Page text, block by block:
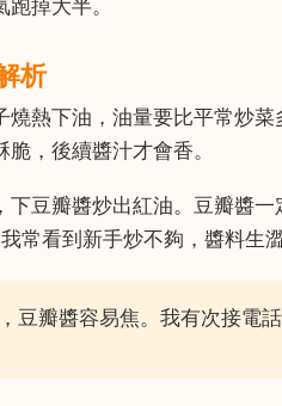
掉大半。
析
燒熱下油，油量要比平常炒
脆，後續醬汁才會香。
下豆瓣醬炒出紅油。豆瓣醬
常看到新手炒不夠，醬料生澀
豆瓣醬容易焦。我有次接電